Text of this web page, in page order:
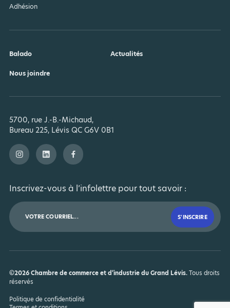
Adhésion
Balado Actualités
Nous joindre
5700, rue J.-B.-Michaud,
Bureau 225, Lévis QC G6V 0B1
Inscrivez-vous à l’infolettre pour tout savoir :
©2026 Chambre de commerce et d’industrie du Grand Lévis.Tous droits
réservés
Politique de confidentialité